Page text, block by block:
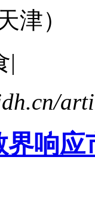
津）
|
界响